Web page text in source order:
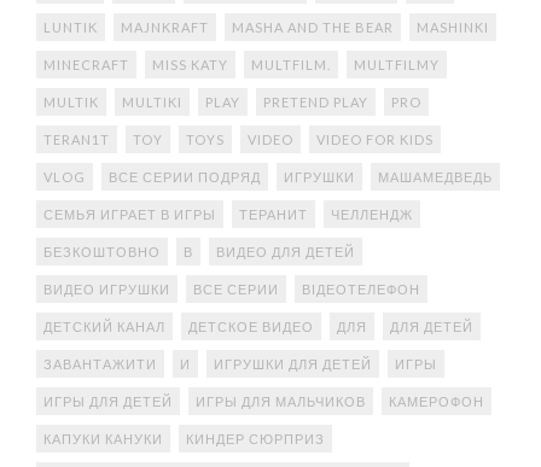
LUNTIK MAJNKRAFT MASHA AND THE BEAR MASHINKI
MINECRAFT MISS KATY MULTFILM. MULTFILMY
MULTIK MULTIKI PLAY PRETEND PLAY PRO
TERAN1T TOY TOYS VIDEO VIDEO FOR KIDS
VLOG ВСЕ СЕРИИ ПОДРЯД ИГРУШКИ МАШАМЕДВЕДЬ
СЕМЬЯ ИГРАЕТ В ИГРЫ ТЕРАНИТ ЧЕЛЛЕНДЖ
БЕЗКОШТОВНО В ВИДЕО ДЛЯ ДЕТЕЙ
ВИДЕО ИГРУШКИ ВСЕ СЕРИИ ВІДЕОТЕЛЕФОН
ДЕТСКИЙ КАНАЛ ДЕТСКОЕ ВИДЕО ДЛЯ ДЛЯ ДЕТЕЙ
ЗАВАНТАЖИТИ И ИГРУШКИ ДЛЯ ДЕТЕЙ ИГРЫ
ИГРЫ ДЛЯ ДЕТЕЙ ИГРЫ ДЛЯ МАЛЬЧИКОВ КАМЕРОФОН
КАПУКИ КАНУКИ КИНДЕР СЮРПРИЗ